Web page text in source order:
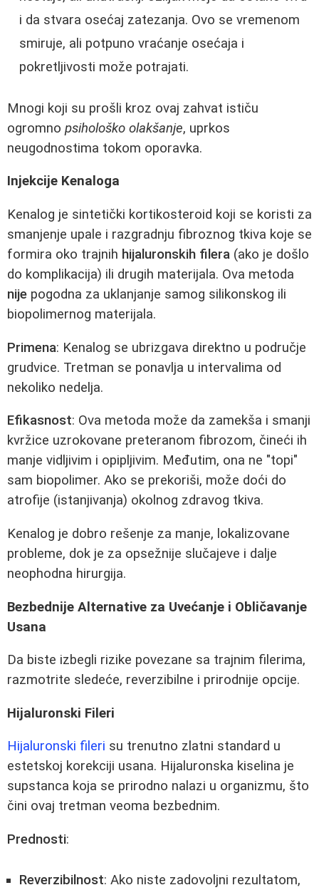
i da stvara osećaj zatezanja. Ovo se vremenom
smiruje, ali potpuno vraćanje osećaja i
pokretljivosti može potrajati.
Mnogi koji su prošli kroz ovaj zahvat ističu
ogromno psihološko olakšanje, uprkos
neugodnostima tokom oporavka.
Injekcije Kenaloga
Kenalog je sintetički kortikosteroid koji se koristi za
smanjenje upale i razgradnju fibroznog tkiva koje se
formira oko trajnih hijaluronskih filera (ako je došlo
do komplikacija) ili drugih materijala. Ova metoda
nije pogodna za uklanjanje samog silikonskog ili
biopolimernog materijala.
Primena: Kenalog se ubrizgava direktno u područje
grudvice. Tretman se ponavlja u intervalima od
nekoliko nedelja.
Efikasnost: Ova metoda može da zamekša i smanji
kvržice uzrokovane preteranom fibrozom, čineći ih
manje vidljivim i opipljivim. Međutim, ona ne "topi"
sam biopolimer. Ako se prekoriši, može doći do
atrofije (istanjivanja) okolnog zdravog tkiva.
Kenalog je dobro rešenje za manje, lokalizovane
probleme, dok je za opsežnije slučajeve i dalje
neophodna hirurgija.
Bezbednije Alternative za Uvećanje i Obličavanje
Usana
Da biste izbegli rizike povezane sa trajnim filerima,
razmotrite sledeće, reverzibilne i prirodnije opcije.
Hijaluronski Fileri
Hijaluronski fileri su trenutno zlatni standard u
estetskoj korekciji usana. Hijaluronska kiselina je
supstanca koja se prirodno nalazi u organizmu, što
čini ovaj tretman veoma bezbednim.
Prednosti:
Reverzibilnost: Ako niste zadovoljni rezultatom,